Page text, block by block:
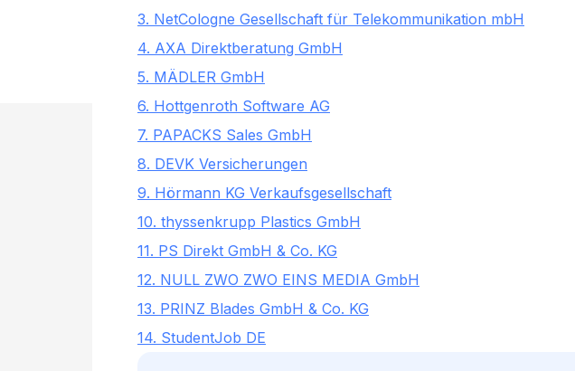
3. NetCologne Gesellschaft für Telekommunikation mbH
4. AXA Direktberatung GmbH
5. MÄDLER GmbH
6. Hottgenroth Software AG
7. PAPACKS Sales GmbH
8. DEVK Versicherungen
9. Hörmann KG Verkaufsgesellschaft
10. thyssenkrupp Plastics GmbH
11. PS Direkt GmbH & Co. KG
12. NULL ZWO ZWO EINS MEDIA GmbH
13. PRINZ Blades GmbH & Co. KG
14. StudentJob DE